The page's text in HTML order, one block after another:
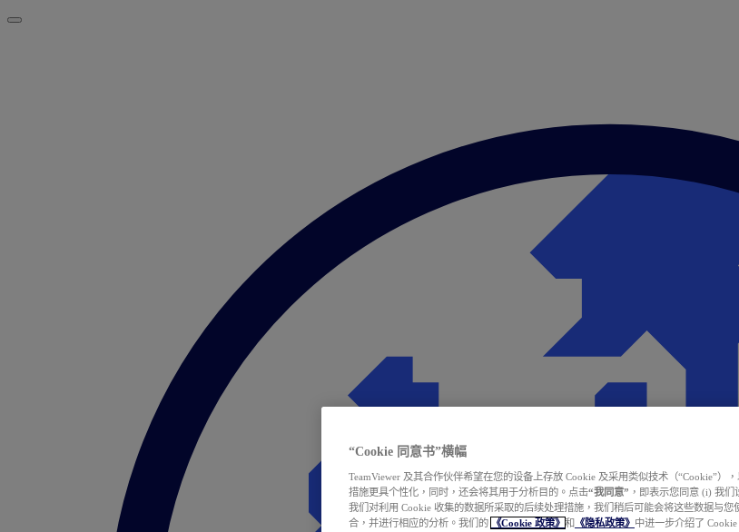
“Cookie 同意书”横幅
TeamViewer 及其合作伙伴希望在您的设备上存放 Cookie 及采用类似技术（“Cookie”）
措施更具个性化，同时，还会将其用于分析目的。点击“我同意” ，即表示您同意 (i) 我
我们对利用 Cookie 收集的数据所采取的后续处理措施，我们稍后可能会将这些数据与您
合，并进行相应的分析。我们的
《Cookie 政策》 和 《隐私政策》 中进一步介绍了